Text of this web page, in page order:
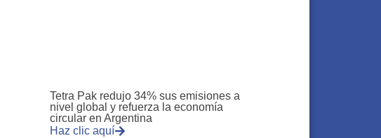
Tetra Pak redujo 34% sus emisiones a
nivel global y refuerza la economía
circular en Argentina
Haz clic aquí